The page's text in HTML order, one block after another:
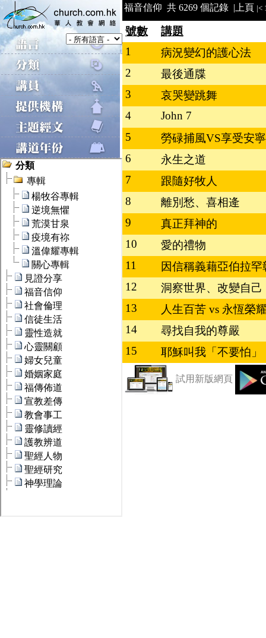
福音信仰 共 6269 個記錄 | 上頁 |<
號數
講題
1
病況變幻的護心法
2
最後通牒
3
哀哭變跳舞
4
John 7
5
勞碌捕風VS享受安
6
永生之道
7
跟隨好牧人
8
離別愁、喜相逄
9
真正拜神的
10
愛的禮物
11
因信稱義藉亞伯拉罕
12
洞察世界、改變自己
13
人生百苦 vs 永恆榮
14
尋找自我的尊嚴
15
耶穌叫我「不要怕」
試用新版網頁